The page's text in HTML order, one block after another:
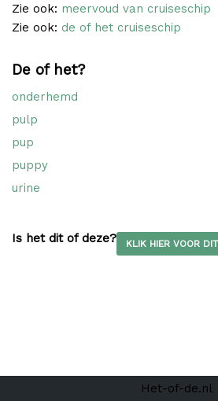
Zie ook: meervoud van cruiseschip
Zie ook: de of het cruiseschip
De of het?
onderhemd
pulp
pup
puppy
urine
Is het dit of deze? KLIK HIER VOOR
Het-of-de.nl